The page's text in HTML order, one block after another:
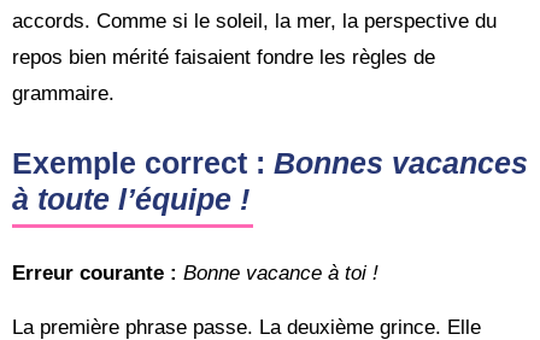
accords. Comme si le soleil, la mer, la perspective du
repos bien mérité faisaient fondre les règles de
grammaire.
Exemple correct : Bonnes vacances
à toute l’équipe !
Erreur courante : Bonne vacance à toi !
La première phrase passe. La deuxième grince. Elle